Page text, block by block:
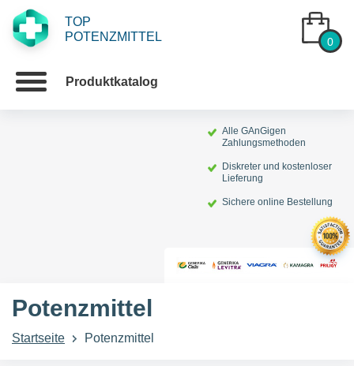
TOP
POTENZMITTEL
0
Produktkatalog
Alle GAnGigen
Zahlungsmethoden
Diskreter und kostenloser
Lieferung
Sichere online Bestellung
Potenzmittel
Startseite Potenzmittel